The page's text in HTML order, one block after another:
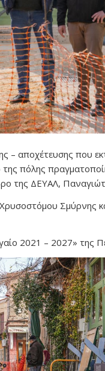
αποχέτευσης που
πόλης
της ΔΕΥΑΛ,
Σμύρνης
2021 – 2027» της